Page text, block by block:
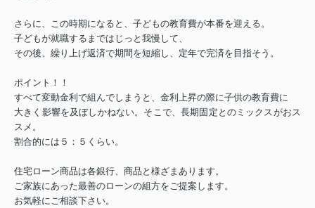
さらに、この時期になると、子どもの教育費が本番を迎える。
子どもが就職するまではじっと我慢して、
その後、繰り上げ返済で期間を短縮し、定年で完済を目指そう。
ポイント！！
すべて変動金利で組んでしまうと、金利上昇の際に子供の教育費に
大きく影響を及ぼしかねない。そこで、長期固定とのミックスがおス
スメ。
割合的には５：５くらい。
住宅ローン商品は各銀行、商品と様ざまあります。
ご家族にあった最善のローンの組方をご提案します。
お気軽にご相談下さい。